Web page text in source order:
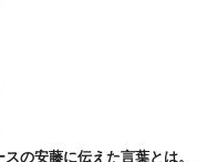
の安藤に伝えた言葉とは。